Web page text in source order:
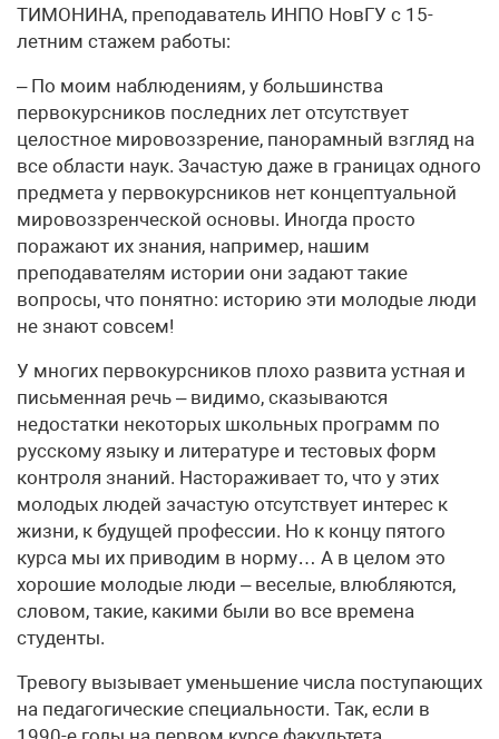
ТИМОНИНА, преподаватель ИНПО НовГУ с 15-
летним стажем работы:
– По моим наблюдениям, у большинства
первокурсников последних лет отсутствует
целостное мировоззрение, панорамный взгляд на
все области наук. Зачастую даже в границах одного
предмета у первокурсников нет концептуальной
мировоззренческой основы. Иногда просто
поражают их знания, например, нашим
преподавателям истории они задают такие
вопросы, что понятно: историю эти молодые люди
не знают совсем!
У многих первокурсников плохо развита устная и
письменная речь – видимо, сказываются
недостатки некоторых школьных программ по
русскому языку и литературе и тестовых форм
контроля знаний. Настораживает то, что у этих
молодых людей зачастую отсутствует интерес к
жизни, к будущей профессии. Но к концу пятого
курса мы их приводим в норму… А в целом это
хорошие молодые люди – веселые, влюбляются,
словом, такие, какими были во все времена
студенты.
Тревогу вызывает уменьшение числа поступающих
на педагогические специальности. Так, если в